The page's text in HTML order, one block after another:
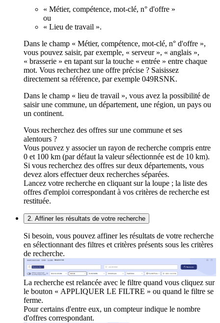
« Métier, compétence, mot-clé, n° d'offre »
ou
« Lieu de travail ».
Dans le champ « Métier, compétence, mot-clé, n° d'offre »,
vous pouvez saisir, par exemple, « serveur », « anglais »,
« brasserie » en tapant sur la touche « entrée » entre chaque
mot. Vous recherchez une offre précise ? Saisissez
directement sa référence, par exemple 049RSNK.
Dans le champ « lieu de travail », vous avez la possibilité de
saisir une commune, un département, une région, un pays ou
un continent.
Vous recherchez des offres sur une commune et ses
alentours ?
Vous pouvez y associer un rayon de recherche compris entre
0 et 100 km (par défaut la valeur sélectionnée est de 10 km).
Si vous recherchez des offres sur deux départements, vous
devez alors effectuer deux recherches séparées.
Lancez votre recherche en cliquant sur la loupe ; la liste des
offres d'emploi correspondant à vos critères de recherche est
restituée.
2. Affiner les résultats de votre recherche
Si besoin, vous pouvez affiner les résultats de votre recherche
en sélectionnant des filtres et critères présents sous les critères
de recherche.
La recherche est relancée avec le filtre quand vous cliquez sur
le bouton « APPLIQUER LE FILTRE » ou quand le filtre se
ferme.
Pour certains d'entre eux, un compteur indique le nombre
d'offres correspondant.